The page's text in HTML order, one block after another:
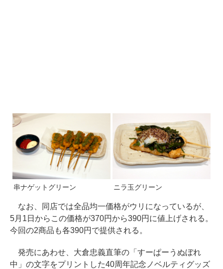
串ナゲットグリーン ニラ玉グリーン
なお、同店では全品均一価格がウリになっているが、
5月1日からこの価格が370円から390円に値上げされる。
今回の2商品も各390円で提供される。
発売にあわせ、大倉忠義直筆の「すーぱーうぬぼれ
中」の文字をプリントした40周年記念ノベルティグッズ